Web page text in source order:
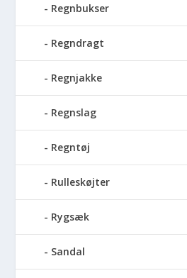
Regnbukser
Regndragt
Regnjakke
Regnslag
Regntøj
Rulleskøjter
Rygsæk
Sandal